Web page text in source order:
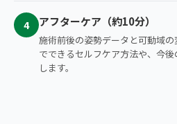
4 アフターケア（約10分）
施術前後の姿勢データと可動域
でできるセルフケア方法や、今
します。